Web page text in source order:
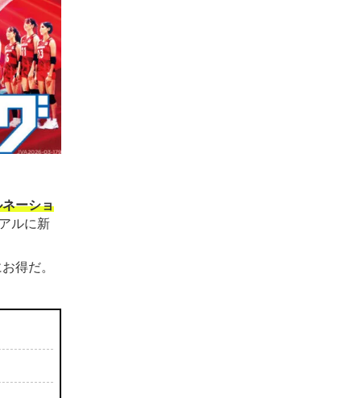
ーショ
ルに新
得だ。